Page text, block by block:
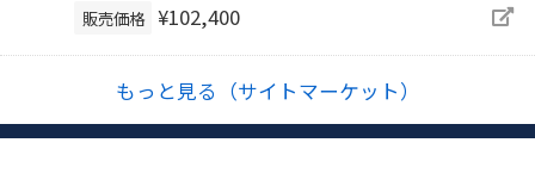
販売価格 ¥102,400
もっと見る（サイトマーケット）